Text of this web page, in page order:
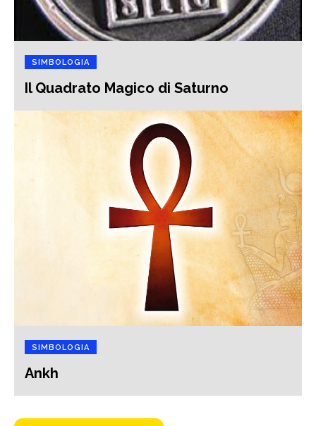
SIMBOLOGIA
Il Quadrato Magico di Saturno
SIMBOLOGIA
Ankh